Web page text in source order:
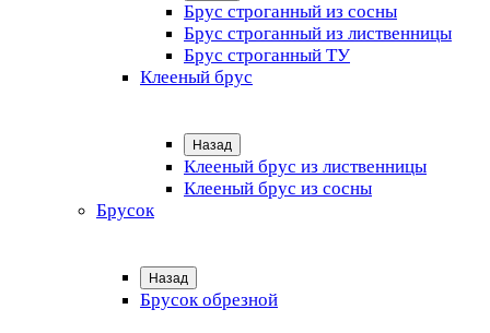
Брус строганный из сосны
Брус строганный из лиственницы
Брус строганный ТУ
Клееный брус
Назад
Клееный брус из лиственницы
Клееный брус из сосны
Брусок
Назад
Брусок обрезной